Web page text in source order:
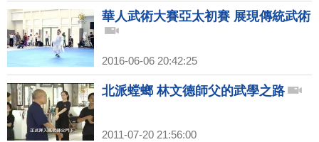
華人武術大賽亞太初賽 展現傳統武術
2016-06-06 20:42:25
北派螳螂 林文德師父的武學之路
2011-07-20 21:56:00